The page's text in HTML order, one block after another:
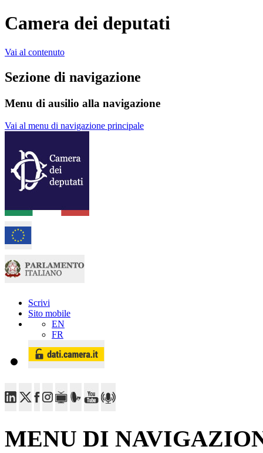
Camera dei deputati
Vai al contenuto
Sezione di navigazione
Menu di ausilio alla navigazione
Vai al menu di navigazione principale
Scrivi
Sito mobile
EN
FR
MENU DI